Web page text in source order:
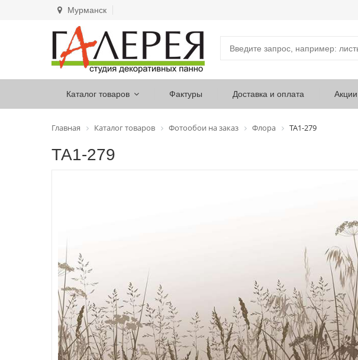
Мурманск
Каталог товаров Фактуры Доставка и оплата Акции
Главная Каталог товаров Фотообои на заказ Флора ТА1-279
ТА1-279